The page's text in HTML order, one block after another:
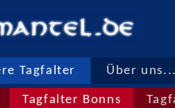
Tagfalter Über uns...
Tagfalter Bonns